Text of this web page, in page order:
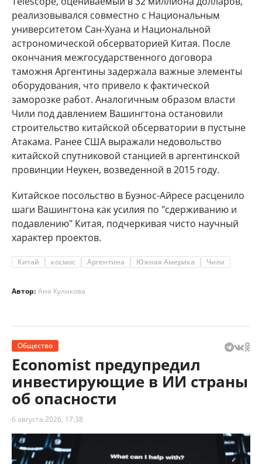
реализовывался совместно с Национальным
университетом Сан-Хуана и Национальной
астрономической обсерваторией Китая. После
окончания межгосударственного договора
таможня Аргентины задержала важные элементы
оборудования, что привело к фактической
заморозке работ. Аналогичным образом власти
Чили под давлением Вашингтона остановили
строительство китайской обсерватории в пустыне
Атакама. Ранее США выражали недовольство
китайской спутниковой станцией в аргентинской
провинции Неукен, возведенной в 2015 году.
Китайское посольство в Буэнос-Айресе расценило
шаги Вашингтона как усилия по "сдерживанию и
подавлению" Китая, подчеркивая чисто научный
характер проектов.
Китай космос Аргентина Южная Америка Чили
Автор: Аня Куликова
Общество
Economist предупредил
инвестирующие в ИИ страны
об опасности
6 августа 2026, 17:38